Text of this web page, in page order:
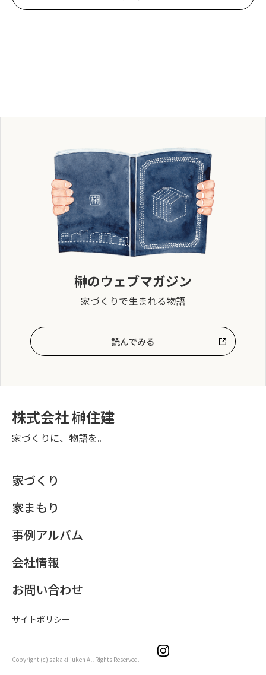
榊のウェブマガジン
家づくりで生まれる物語
読んでみる
株式会社 榊住建
家づくりに、物語を。
家づくり
家まもり
事例アルバム
会社情報
お問い合わせ
サイトポリシー
Copyright (c) sakaki-juken All Rights Reserved.